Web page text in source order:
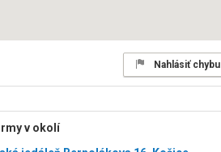
Nahlásiť chybu
v okolí